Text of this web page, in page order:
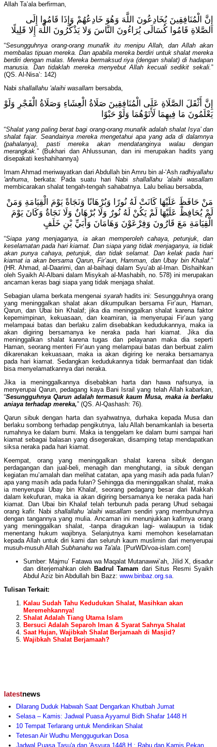
Allah Ta’ala berfirman,
إِنَّ الْمُنَافِقِينَ يُخَادِعُونَ اللَّهَ وَهُوَ خَادِعُهُمْ وَإِذَا قَامُوا إِلَى
الصَّلاةِ قَامُوا كُسَالَى يُرَاءُونَ النَّاسَ وَلا يَذْكُرُونَ اللَّهَ إِلا قَلِيلًا
“Sesungguhnya orang-orang munafik itu menipu Allah, dan Allah akan
membalas tipuan mereka. Dan apabila mereka berdiri untuk shalat mereka
berdiri dengan malas. Mereka bermaksud riya (dengan shalat) di hadapan
manusia. Dan tidaklah mereka menyebut Allah kecuali sedikit sekali.”
(QS. Al-Nisa’: 142)
Nabi shallallahu 'alaihi wasallam bersabda,
إِنَّ أَثْقَلَ الصَّلَاةِ عَلَى الْمُنَافِقِينَ صَلَاةُ الْعِشَاءِ وَصَلَاةُ الْفَجْرِ وَلَوْ
يَعْلَمُونَ مَا فِيهِمَا لَأَتَوْهُمَا وَلَوْ حَبْوًا
“Shalat yang paling berat bagi orang-orang munafik adalah shalat Isya’ dan
shalat fajar. Seandainya mereka mengetahui apa yang ada di dalamnya
(pahalanya), pasti mereka akan mendatanginya walau dengan
merangkak.” (Bukhari dan Ahlussunan, dan ini merupakan hadits yang
disepakati keshahihannya)
Imam Ahmad meriwayatkan dari Abdullah bin Amru bin al-‘Ash radhiyallahu
'anhuma, berkata: Pada suatu hari Nabi shallallahu 'alaihi wasallam
membicarakan shalat tengah-tengah sahabatnya. Lalu beliau bersabda,
مَنْ حَافَظَ عَلَيْهَا كَانَتْ لَهُ نُورًا وَبُرْهَانًا وَنَجَاةً يَوْمَ الْقِيَامَةِ وَمَنْ
لَمْ يُحَافِظْ عَلَيْهَا لَمْ يَكُنْ لَهُ نُورٌ وَلَا بُرْهَانٌ وَلَا نَجَاةٌ وَكَانَ يَوْمَ
الْقِيَامَةِ مَعَ قَارُونَ وَفِرْعَوْنَ وَهَامَانَ وَأُبَيِّ بْنِ خَلَفٍ
“Siapa yang menjaganya, ia akan memperoleh cahaya, petunjuk, dan
keselamatan pada hari kiamat. Dan siapa yang tidak menjaganya, ia tidak
akan punya cahaya, petunjuk, dan tidak selamat. Dan kelak pada hari
kiamat ia akan bersama Qarun, Fir’aun, Hamman, dan Ubay bin Khalaf.”
(HR. Ahmad, al-Daarimi, dan al-baihaqi dalam Syu’ab al-Iman. Dishaihkan
oleh Syaikh Al-Albani dalam Misykah al-Mashabih, no. 578) ini merupakan
ancaman keras bagi siapa yang tidak menjaga shalat.
Sebagian ulama berkata mengenai syarahhadits ini: Sesungguhnya orang
yang meninggalkan shalat akan dikumpulkan bersama Fir’aun, Haman,
Qarun, dan Ubai bin Khalaf; jika dia meninggalkan shalat karena faktor
kepemimpinan, kekuasaan, dan keamiran, ia menyerupai Fir’aun yang
melampaui batas dan berlaku zalim disebabkan kedudukannya, maka ia
akan digiring bersamanya ke neraka pada hari kiamat. Jika dia
meninggalkan shalat karena tugas dan pelayanan maka dia seperti
Haman, seorang menteri Fir’aun yang melampaui batas dan berbuat zalim
dikarenakan kekuasaan, maka ia akan digiring ke neraka bersamanya
pada hari kiamat. Sedangkan kedudukannya tidak bermanfaat dan tidak
bisa menyelamatkannya dari neraka.
Jika ia meninggalkannya disebabkan harta dan hawa nafsunya, ia
menyerupai Qarun, pedagang kaya Bani Israil yang telah Allah kabarkan,
“Sesungguhnya Qarun adalah termasuk kaum Musa, maka ia berlaku
aniaya terhadap mereka,” (QS. Al-Qashash: 76).
Qarun sibuk dengan harta dan syahwatnya, durhaka kepada Musa dan
berlaku sombong terhadap pengikutnya, lalu Allah benamkanlah ia beserta
rumahnya ke dalam bumi. Maka ia tenggelam ke dalam bumi sampai hari
kiamat sebagai balasan yang disegerakan, disamping tetap mendapatkan
siksa neraka pada hari kiamat.
Keempat, orang yang meninggalkan shalat karena sibuk dengan
perdagangan dan jual-beli, menagih dan menghutangi, ia sibuk dengan
kegiatan mu’amalah dan melihat catatan, apa yang masih ada pada fulan?
apa yang masih ada pada fulan? Sehingga dia meninggalkan shalat, maka
ia menyerupai Ubay bin Khalaf, seorang pedagang besar dari Makkah
dalam kekufuran, maka ia akan digiring bersamanya ke neraka pada hari
kiamat. Dan Ubai bin Khalaf telah terbunuh pada perang Uhud sebagai
orang kafir. Nabi shallallahu 'alaihi wasallam sendiri yang membunuhnya
dengan tangannya yang mulia. Ancaman ini menunjukkan kafirnya orang
yang meninggalkan shalat, -tanpa diragukan lagi- walaupun ia tidak
menentang hukum wajibnya. Selanjutnya kami memohon keselamatan
kepada Allah untuk diri kami dan seluruh kaum muslimin dari menyerupai
musuh-musuh Allah Subhanahu wa Ta'ala. [PurWD/voa-islam.com]
Sumber: Majmu’ Fatawa wa Maqalat Mutanawwi’ah, Jilid X, disadur
dan diterjemahkan oleh Badrul Tamam dari Situs Resmi Syaikh
Abdul Aziz bin Abdullah bin Bazz: www.binbaz.org.sa.
Tulisan Terkait:
Kalau Sudah Tahu Kedudukan Shalat, Masihkan akan
Meremehkannya!
Shalat Adalah Tiang Utama Islam
Bersuci Adalah Separoh Iman & Syarat Sahnya Shalat
Saat Hujan, Wajibkah Shalat Berjamaah di Masjid?
Wajibkah Shalat Berjamaah?
latestnews
Dilarang Duduk Habwah Saat Dengarkan Khutbah Jumat
Selasa – Kamis: Jadwal Puasa Ayyamul Bidh Shafar 1448 H
10 Tempat Terlarang untuk Mendirikan Shalat
Tetesan Air Wudhu Menggugurkan Dosa
Jadwal Puasa Tasu'a dan 'Asyura 1448 H.: Rabu dan Kamis Pekan